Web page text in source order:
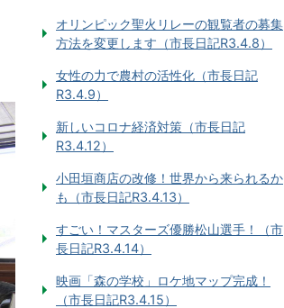
オリンピック聖火リレーの観覧者の募集
方法を変更します（市長日記R3.4.8）
女性の力で農村の活性化（市長日記
R3.4.9）
新しいコロナ経済対策（市長日記
R3.4.12）
小田垣商店の改修！世界から来られるか
も（市長日記R3.4.13）
すごい！マスターズ優勝松山選手！（市
長日記R3.4.14）
映画「森の学校」ロケ地マップ完成！
（市長日記R3.4.15）